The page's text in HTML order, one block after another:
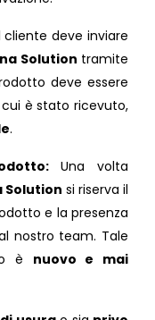
cliente deve inviare
Solution tramite
deve essere
è stato ricevuto,
.
Una volta
Solution si riserva il
e la presenza
nostro team. Tale
è nuovo e mai